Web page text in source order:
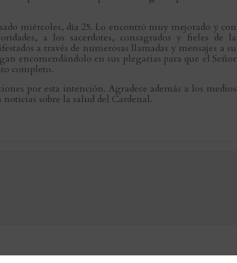
miércoles, día 25. Lo encontró muy mejorado y con
a los sacerdotes, consagrados y fieles de la
a través de numerosas llamadas y mensajes a su
encomendándolo en sus plegarias para que el Señor
completo.
por esta intención. Agradece además a los medios
sobre la salud del Cardenal.